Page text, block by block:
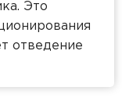
Это
отведение
стоков,
или водоемы,